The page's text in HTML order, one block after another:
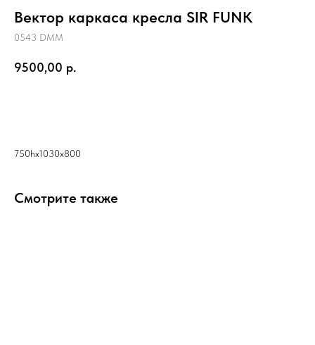
Вектор каркаса кресла SIR FUNK
0543 DMM
9500,00 р.
750hx1030x800
Смотрите также